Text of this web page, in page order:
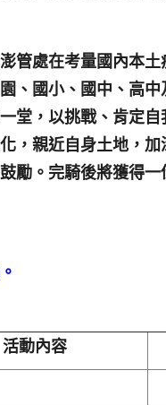
管處在考量國內本
、國小、國中、高
堂，以挑戰、肯定
，親近自身土地，
勵。完騎後將獲得
活動內容